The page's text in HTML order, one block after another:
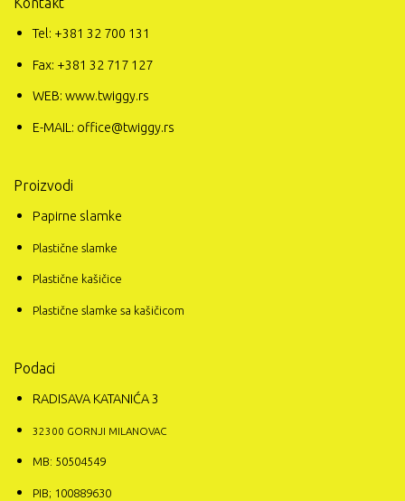
Tel: +381 32 700 131
Fax: +381 32 717 127
WEB: www.twiggy.rs
E-MAIL: office@twiggy.rs
Proizvodi
Papirne slamke
Plastične slamke
Plastične kašičice
Plastične slamke sa kašičicom
Podaci
RADISAVA KATANIĆA 3
32300 GORNJI MILANOVAC
MB: 50504549
PIB; 100889630